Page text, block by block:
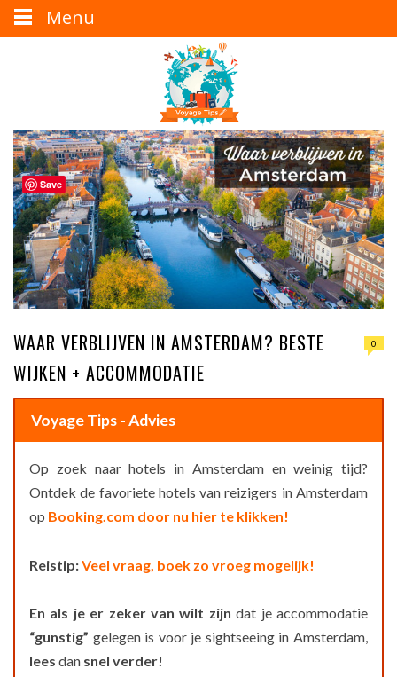
WAAR VERBLIJVEN IN AMSTERDAM? BESTE
WIJKEN + ACCOMMODATIE
0
Voyage Tips - Advies
Op zoek naar hotels in Amsterdam en weinig tijd?
Ontdek de favoriete hotels van reizigers in Amsterdam
op Booking.com door nu hier te klikken!
Reistip:Veel vraag, boek zo vroeg mogelijk!
En als je er zeker van wilt zijn dat je accommodatie
“gunstig” gelegen is voor je sightseeing in Amsterdam,
lees dan snel verder!
Menu
Save